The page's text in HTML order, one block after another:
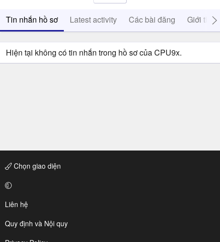
Tin nhắn hồ sơ Latest activity Các bài đăng Giới thiệu
Hiện tại không có tin nhắn trong hồ sơ của CPU9x.
Chọn giao diện
Liên hệ
Quy định và Nội quy